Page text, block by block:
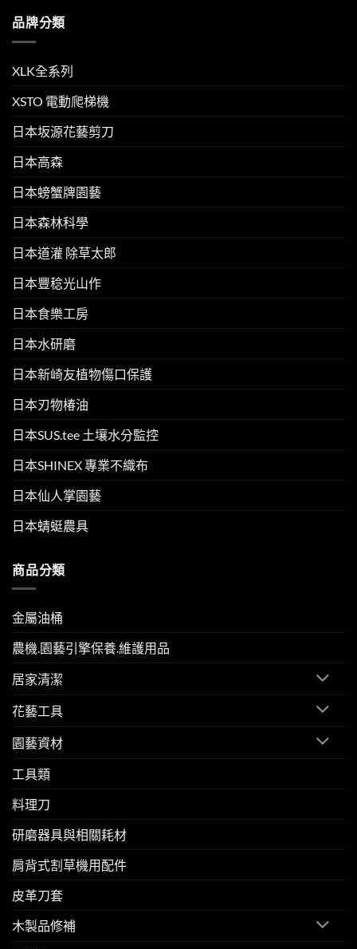
品牌分類
XLK全系列
XSTO 電動爬梯機
日本坂源花藝剪刀
日本高森
日本螃蟹牌園藝
日本森林科學
日本道灌 除草太郎
日本豐稔光山作
日本食樂工房
日本水研磨
日本新崎友植物傷口保護
日本刃物椿油
日本SUS.tee 土壤水分監控
日本SHINEX 專業不織布
日本仙人掌園藝
日本蜻蜓農具
商品分類
金屬油桶
農機.園藝引擎保養.維護用品
居家清潔
花藝工具
園藝資材
工具類
料理刀
研磨器具與相關耗材
肩背式割草機用配件
皮革刀套
木製品修補